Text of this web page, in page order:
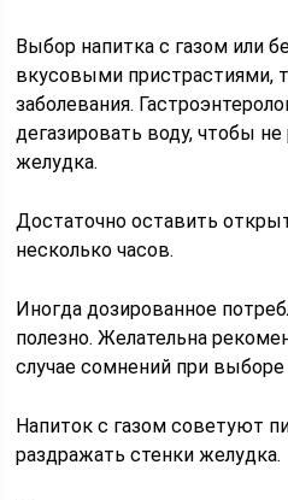
Выбор напитка с газом или
вкусовыми пристрастиями,
заболевания.
дегазировать воду, чтобы
желудка.
Достаточно оставить
несколько часов.
Иногда дозированное
полезно. Желательна
случае сомнений при
Напиток с газом советуют
раздражать стенки желудка.